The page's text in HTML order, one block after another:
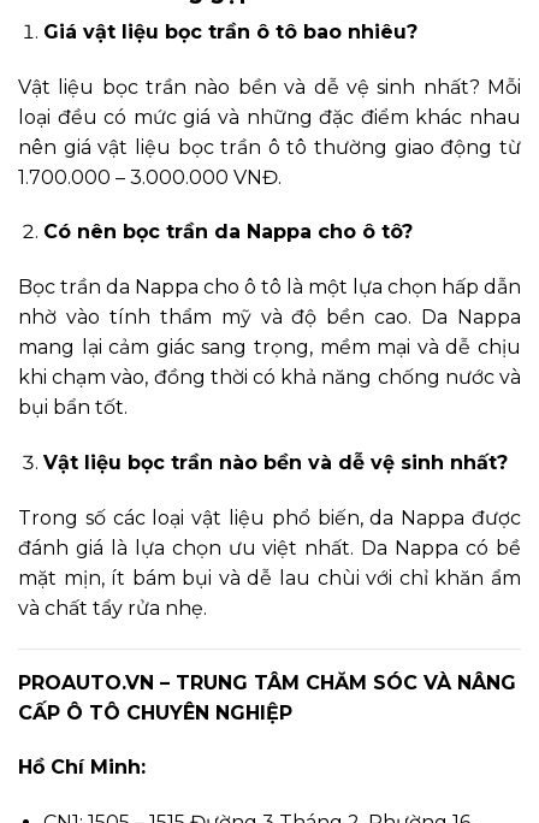
Giá vật liệu bọc trần ô tô bao nhiêu?
Vật liệu bọc trần nào bền và dễ vệ sinh nhất? Mỗi
loại đều có mức giá và những đặc điểm khác nhau
nên giá vật liệu bọc trần ô tô thường giao động từ
1.700.000 – 3.000.000 VNĐ.
Có nên bọc trần da Nappa cho ô tô?
Bọc trần da Nappa cho ô tô là một lựa chọn hấp dẫn
nhờ vào tính thẩm mỹ và độ bền cao. Da Nappa
mang lại cảm giác sang trọng, mềm mại và dễ chịu
khi chạm vào, đồng thời có khả năng chống nước và
bụi bẩn tốt.
Vật liệu bọc trần nào bền và dễ vệ sinh nhất?
Trong số các loại vật liệu phổ biến, da Nappa được
đánh giá là lựa chọn ưu việt nhất. Da Nappa có bề
mặt mịn, ít bám bụi và dễ lau chùi với chỉ khăn ẩm
và chất tẩy rửa nhẹ.
PROAUTO.VN – TRUNG TÂM CHĂM SÓC VÀ NÂNG
CẤP Ô TÔ CHUYÊN NGHIỆP
Hồ Chí Minh: